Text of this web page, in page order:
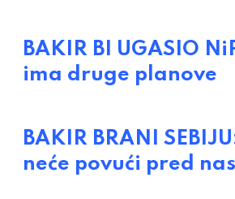
BAKIR BI UGASIO
ima druge planove
BAKIR BRANI
neće povući pred